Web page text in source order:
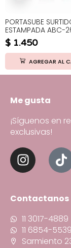
PORTASUBE
ESTAMPADA ABC-
$ 1.450
AGREGAR AL
Me gusta
¡Síguenos en
exclusivas!
Contactanos
11 3017-4889
11 6854-5539
Sarmiento